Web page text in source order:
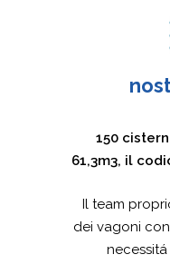
150
61,3m3, il
Il team
dei vagoni